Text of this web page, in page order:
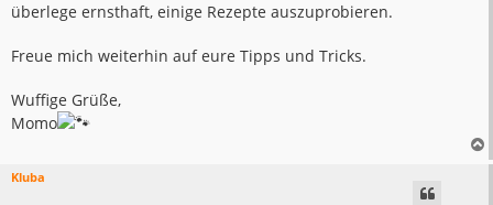
überlege ernsthaft, einige Rezepte auszuprobieren.
Freue mich weiterhin auf eure Tipps und Tricks.
Wuffige Grüße,
Momo
Kluba